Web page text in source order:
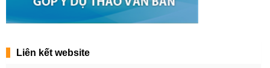
Liên kết website